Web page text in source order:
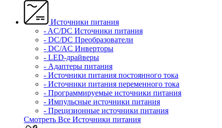
Источники питания
- AC/DC Источники питания
- DC/DC Преобразователи
- DC/AC Инверторы
- LED-драйверы
- Адаптеры питания
- Источники питания постоянного тока
- Источники питания переменного тока
- Программируемые источники питания
- Импульсные источники питания
- Прецизионные источники питания
Смотреть Все Источники питания